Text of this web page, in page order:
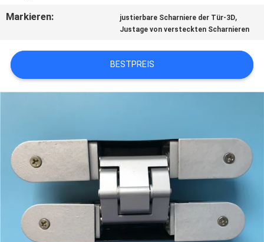
NACHRICHTEN
FÄLLE
SITEMAP
POLICY
Markieren: justierbare Scharniere der Tür-3D,
Justage von versteckten Scharnieren
BESTPREIS